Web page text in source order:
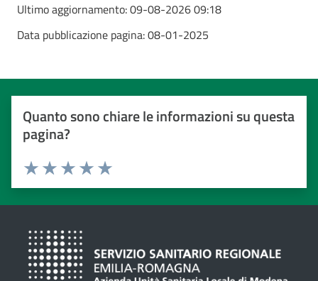
Ultimo aggiornamento:09-08-2026 09:18
Data pubblicazione pagina:08-01-2025
Quanto sono chiare le informazioni su questa
pagina?
Valuta da 1 a 5 stelle
Valuta 5 stelle su 5
Valuta 4 stelle su 5
Valuta 3 stelle su 5
Valuta 2 stelle su 5
Valuta 1 stelle su 5